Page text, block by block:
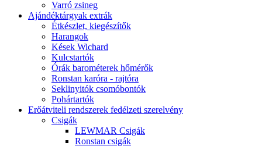
Varró zsineg
Ajándéktárgyak extrák
Étkészlet, kiegészítők
Harangok
Kések Wichard
Kulcstartók
Órák barométerek hőmérők
Ronstan karóra - rajtóra
Seklinyitók csomóbontók
Pohártartók
Erőátviteli rendszerek fedélzeti szerelvény
Csigák
LEWMAR Csigák
Ronstan csigák